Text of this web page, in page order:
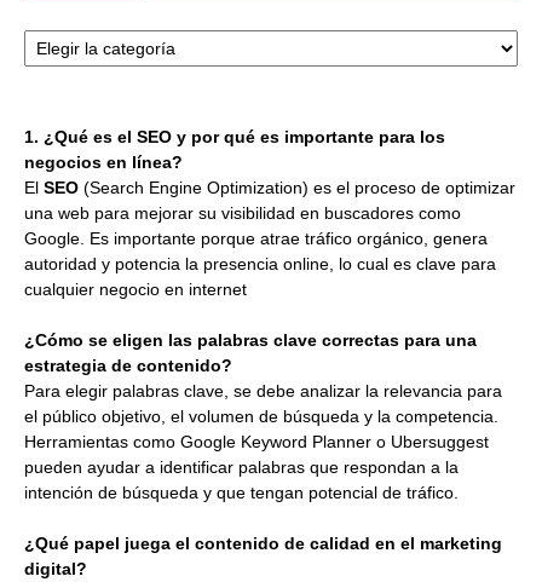
1. ¿Qué es el SEO y por qué es importante para los
negocios en línea?
El SEO (Search Engine Optimization) es el proceso de optimizar
una web para mejorar su visibilidad en buscadores como
Google. Es importante porque atrae tráfico orgánico, genera
autoridad y potencia la presencia online, lo cual es clave para
cualquier negocio en internet
¿Cómo se eligen las palabras clave correctas para una
estrategia de contenido?
Para elegir palabras clave, se debe analizar la relevancia para
el público objetivo, el volumen de búsqueda y la competencia.
Herramientas como Google Keyword Planner o Ubersuggest
pueden ayudar a identificar palabras que respondan a la
intención de búsqueda y que tengan potencial de tráfico.
¿Qué papel juega el contenido de calidad en el marketing
digital?